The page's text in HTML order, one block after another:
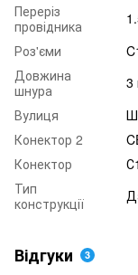
Переріз
провідника
Роз'єми
Довжина
шнура
3
Вулиця
Конектор 2
Конектор
Тип
конструкції
Відгуки 3